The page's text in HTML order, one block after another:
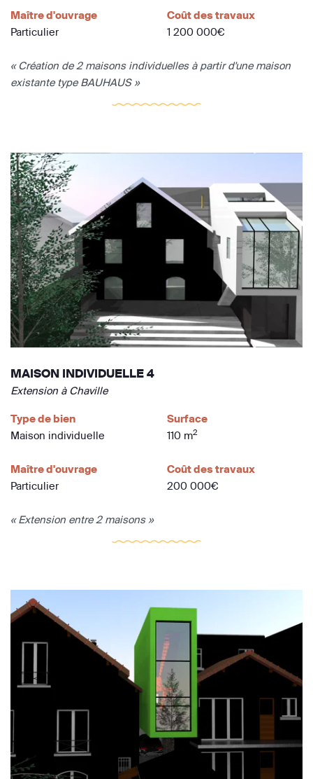
Maître d'ouvrage
Particulier
Coût des travaux
1 200 000€
« Création de 2 maisons individuelles à partir d'une maison
existante type BAUHAUS »
MAISON INDIVIDUELLE 4
Extension à Chaville
Type de bien
Maison individuelle
Surface
110 m2
Maître d'ouvrage
Particulier
Coût des travaux
200 000€
« Extension entre 2 maisons »